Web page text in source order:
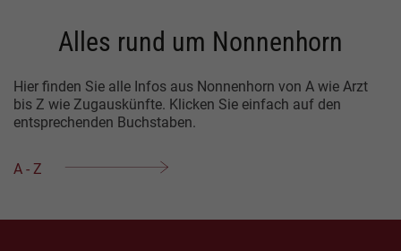
Einleitung
Alles rund um Nonnenhorn
Inhalt
Hier finden Sie alle Infos aus Nonnenhorn von A wie Arzt
bis Z wie Zugauskünfte. Klicken Sie einfach auf den
entsprechenden Buchstaben.
A - Z